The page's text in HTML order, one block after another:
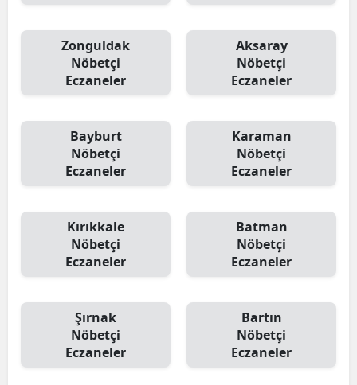
Zonguldak
Nöbetçi
Eczaneler
Aksaray
Nöbetçi
Eczaneler
Bayburt
Nöbetçi
Eczaneler
Karaman
Nöbetçi
Eczaneler
Kırıkkale
Nöbetçi
Eczaneler
Batman
Nöbetçi
Eczaneler
Şırnak
Nöbetçi
Eczaneler
Bartın
Nöbetçi
Eczaneler